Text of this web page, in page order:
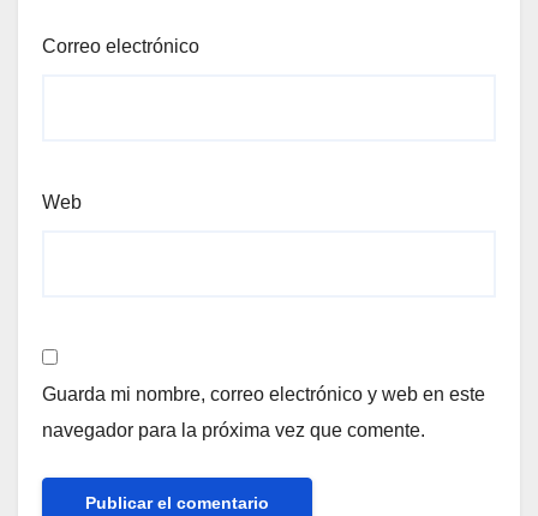
Correo electrónico
Web
Guarda mi nombre, correo electrónico y web en este
navegador para la próxima vez que comente.